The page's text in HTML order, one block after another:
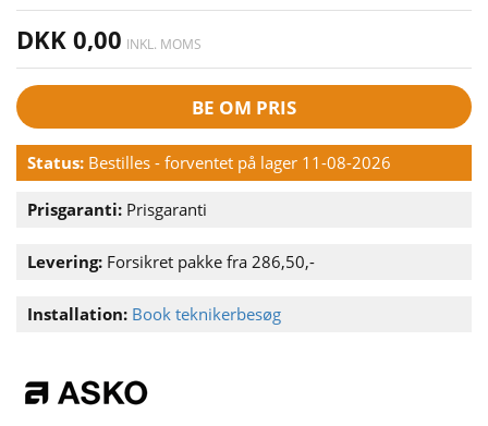
DKK 0,00 INKL. MOMS
BE OM PRIS
Status: Bestilles - forventet på lager 11-08-2026
Prisgaranti: Prisgaranti
Levering: Forsikret pakke fra 286,50,-
Installation: Book teknikerbesøg